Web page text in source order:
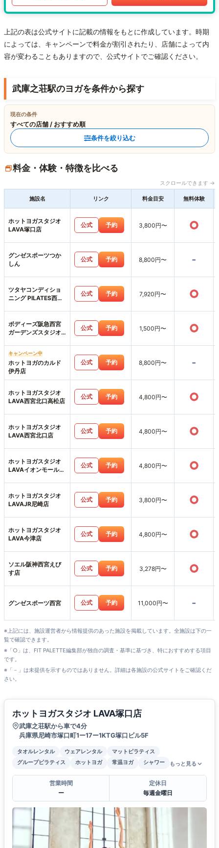
上記の表は公式サイトに記載の情報をもとに作成しています。時期
によっては、キャンペーンで料金が割引されたり、店舗によって内
容が変わることもありますので、公式サイトでご確認ください。
武庫之荘駅のヨガを条件から探す
現在の条件
すべての店舗 / おすすめ順
条件を絞り込む
料金・体験・特徴を比べる
スクロールできます →
施設名 リンク 料金目安 無料体験
ホットヨガスタジオ
LAVA塚口店
公式 予約 3,800円〜 ○
グンゼスポーツつか
しん
公式 予約 8,800円〜 -
ツタヤコンディショ
ニング PILATES西宮
公式 予約 7,920円〜 ○
ボディーズ阪急西宮
ガーデンズスタジオ
公式 予約 1,500円〜 ○
キャンペーン中
ホットヨガのカルド
伊丹店
公式 予約 8,800円〜 -
ホットヨガスタジオ
LAVA西宮北口高松店
公式 予約 4,800円〜 ○
ホットヨガスタジオ
LAVA西宮北口店
公式 予約 4,800円〜 ○
ホットヨガスタジオ
LAVAイオンモール伊
公式 予約 4,800円〜 ○
ホットヨガスタジオ
LAVAJR尼崎店
公式 予約 3,800円〜 ○
ホットヨガスタジオ
LAVA今津店
公式 予約 4,800円〜 ○
ソエル阪神西宮えび
す店
公式 予約 3,278円〜 ○
グンゼスポーツ西宮 公式 予約 11,000円〜 -
※上記には、施設運営者から情報提供のあった施設を掲載しています。全施設は下の一
覧で確認できます。
※「○」は、FIT PALETTE編集部が独自の調査・基準に基づき、特におすすめする項目
です。
※「－」は未提供を示すものではありません。詳細は各施設の公式サイトをご確認くだ
さい。
ホットヨガスタジオ LAVA塚口店
武庫之荘駅から車で4分
兵庫県尼崎市塚口町1ー17ー1KTG塚口ビル5F
タオルレンタル ウェアレンタル
マットピラティス
グループピラティス
ホットヨガ 常温ヨガ シャワー もっと見る
営業時間
ー
定休日
毎週金曜日